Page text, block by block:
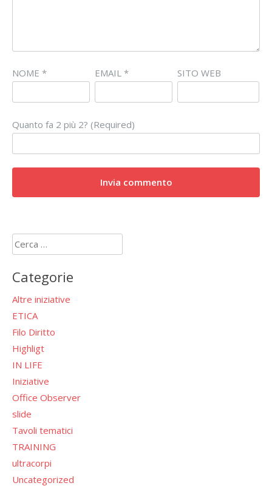
NOME * EMAIL * SITO WEB
Quanto fa 2 più 2? (Required)
Ricerca
per:
Categorie
Altre iniziative
ETICA
Filo Diritto
Highligt
IN LIFE
Iniziative
Office Observer
slide
Tavoli tematici
TRAINING
ultracorpi
Uncategorized